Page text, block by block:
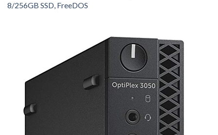
8/256GB SSD, FreeDOS